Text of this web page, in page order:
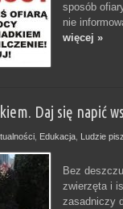
sposób
nie
więcej »
Daj się napić
, Edukacja, Ludzie
Bez
zwierzęta i
zasadniczy